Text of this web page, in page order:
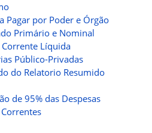
Pagar por Poder e Órgão
Primário e Nominal
Líquida
Público-Privadas
do Relatorio Resumido
de 95% das Despesas